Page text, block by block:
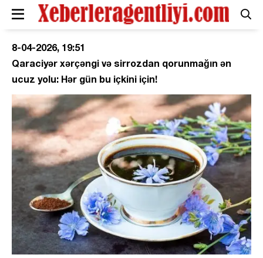
8-04-2026, 19:51
Qaraciyər xərçəngi və sirrozdan qorunmağın ən
ucuz yolu: Hər gün bu içkini için!